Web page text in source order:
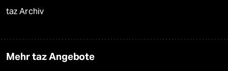
taz Archiv
Mehr taz Angebote